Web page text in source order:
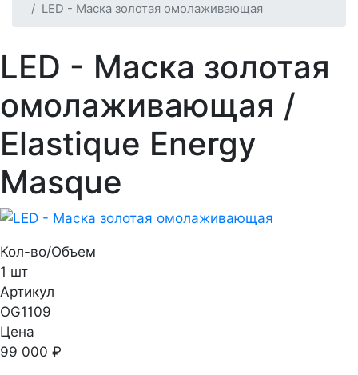
LED - Маска золотая омолаживающая
LED - Маска золотая
омолаживающая /
Elastique Energy
Masque
Кол-во/Объем
1 шт
Артикул
OG1109
Цена
99 000 ₽